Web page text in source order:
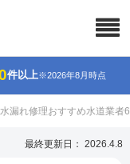
件以上※2026年8月時点
漏れ修理おすすめ水道業
最終更新日： 2026.4.8